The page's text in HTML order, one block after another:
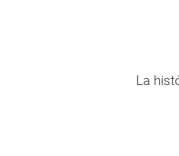
La